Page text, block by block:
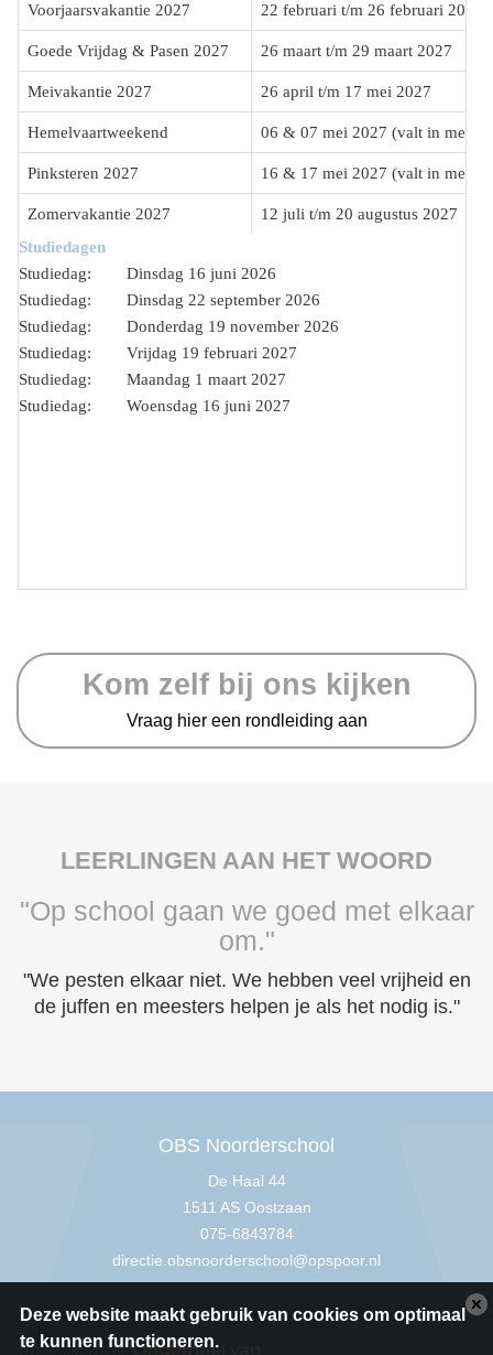
Voorjaarsvakantie 2027 22 februari t/m 26 februari 2027
Goede Vrijdag & Pasen 2027 26 maart t/m 29 maart 2027
Meivakantie 2027 26 april t/m 17 mei 2027
Hemelvaartweekend 06 & 07 mei 2027 (valt in
Pinksteren 2027 16 & 17 mei 2027 (valt in
Zomervakantie 2027
12 juli t/m 20 augustus 2027
Studiedagen
Studiedag:
Dinsdag 16 juni 2026
Studiedag: Dinsdag 22 september 2026
Studiedag: Donderdag 19 november 2026
Studiedag: Vrijdag 19 februari 2027
Studiedag: Maandag 1 maart 2027
Studiedag: Woensdag 16 juni 2027
Kom zelf bij ons kijken
Vraag hier een rondleiding aan
LEERLINGEN AAN HET WOORD
"Op school gaan we goed met elkaar
om."
"We pesten elkaar niet. We hebben veel vrijheid en
de juffen en meesters helpen je als het nodig is."
OBS Noorderschool
De Haal 44
1511 AS Oostzaan
075-6843784
directie.obsnoorderschool@opspoor.nl
Deze website maakt gebruik van cookies om optimaal
te kunnen functioneren.